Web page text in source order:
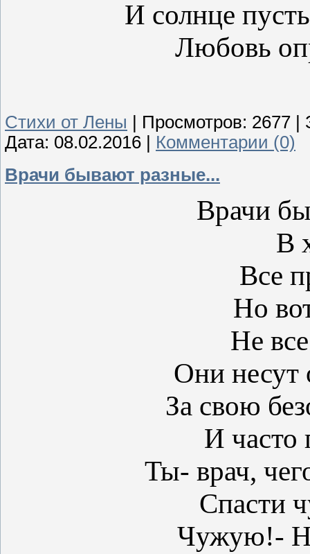
И солнце
Любовь
Стихи от Лены Просмотров: 2677
Дата: 08.02.2016
Комментарии (0)
Врачи бывают разные...
Врачи
В
Все
Но
Не
Они несут
За свою
И часто
Ты- врач,
Спасти
Чужую!-